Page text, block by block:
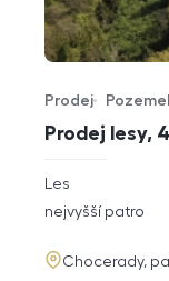
Prodej lesy,
Typ nabídky
Prodej
Typ nemovitosti
rozměry
Les
funkce
nejvyšší patro
adresa
Chocerady,